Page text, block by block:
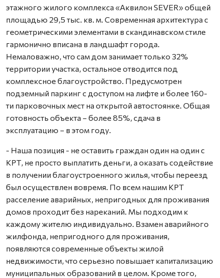
этажного жилого комплекса «Аквилон SEVER» общей
площадью 29,5 тыс. кв. м. Современная архитектура с
геометрическими элементами в скандинавском стиле
гармонично вписана в ландшафт города.
Немаловажно, что сам дом занимает только 32%
территории участка, остальное отводится под
комплексное благоустройство. Предусмотрен
подземный паркинг с доступом на лифте и более 160-
ти парковочных мест на открытой автостоянке. Общая
готовность объекта – более 85%, сдача в
эксплуатацию – в этом году.
- Наша позиция - не оставить граждан один на один с
КРТ, не просто выплатить деньги, а оказать содействие
в получении благоустроенного жилья, чтобы переезд
был осуществлен вовремя. По всем нашим КРТ
расселение аварийных, непригодных для проживания
домов проходит без нареканий. Мы подходим к
каждому жителю индивидуально. Взамен аварийного
жилфонда, непригодного для проживания,
появляются современные объекты жилой
недвижимости, что серьезно повышает капитализацию
муниципальных образований в целом. Кроме того,